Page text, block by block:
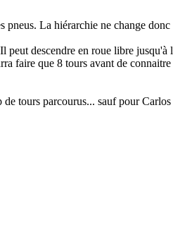
pneus. La hiérarchie ne change donc
descendre en roue libre jusqu'à
faire que 8 tours avant de
tours parcourus... sauf pour